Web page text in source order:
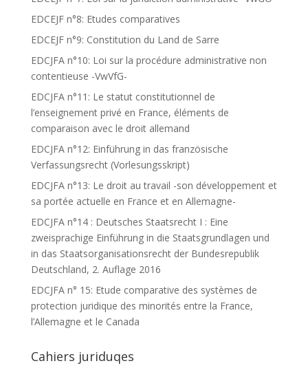
EDCEJF n°8: Etudes comparatives
EDCEJF n°9: Constitution du Land de Sarre
EDCJFA n°10: Loi sur la procédure administrative non
contentieuse -VwVfG-
EDCJFA n°11: Le statut constitutionnel de
l’enseignement privé en France, éléments de
comparaison avec le droit allemand
EDCJFA n°12: Einführung in das französische
Verfassungsrecht (Vorlesungsskript)
EDCJFA n°13: Le droit au travail -son développement et
sa portée actuelle en France et en Allemagne-
EDCJFA n°14 : Deutsches Staatsrecht I : Eine
zweisprachige Einführung in die Staatsgrundlagen und
in das Staatsorganisationsrecht der Bundesrepublik
Deutschland, 2. Auflage 2016
EDCJFA n° 15: Etude comparative des systèmes de
protection juridique des minorités entre la France,
l’Allemagne et le Canada
Cahiers juriduqes